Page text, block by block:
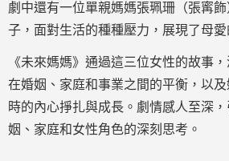
劇中還有一位單親媽媽張珮珊（張寗
子，面對生活的種種壓力，展現了母愛
《未來媽媽》通過這三位女性的故事
在婚姻、家庭和事業之間的平衡，以
時的內心掙扎與成長。劇情感人至深
姻、家庭和女性角色的深刻思考。